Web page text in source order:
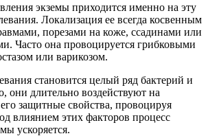
экземы приходится именно на эту
Локализация ее всегда косвенным
порезами на коже, ссадинами или
Часто она провоцируется грибковыми
или варикозом.
становится целый ряд бактерий и
они длительно воздействуют на
защитные свойства, провоцируя
влиянием этих факторов процесс
ускоряется.